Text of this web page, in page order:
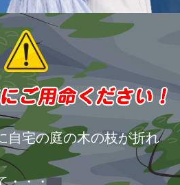
自宅の庭の木の枝が折れ
・・・